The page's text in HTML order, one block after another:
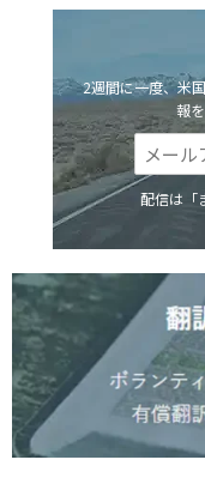
2週間に一度、米
報
配信は「